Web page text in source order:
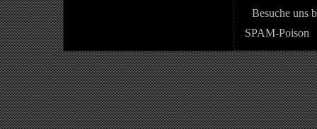
Besuche uns
SPAM-Poison